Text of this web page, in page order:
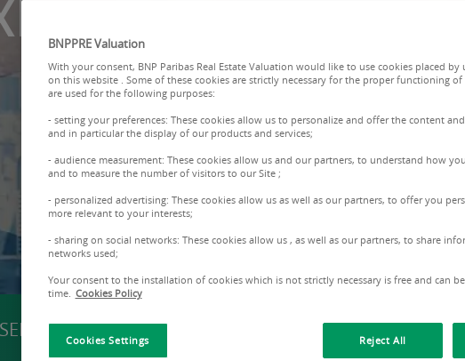
NOS EXPERTISES
BNPPRE Valuation
With your consent, BNP Paribas Real Estate Valuation would like to use cookies placed by
on this website . Some of these cookies are strictly necessary for the proper functioning
are used for the following purposes:
- setting your preferences: These cookies allow us to personalize and offer the content
and in particular the display of our products and services;
- audience measurement: These cookies allow us and our partners, to understand how
and to measure the number of visitors to our Site ;
- personalized advertising: These cookies allow us as well as our partners, to offer you
more relevant to your interests;
- sharing on social networks: These cookies allow us , as well as our partners, to share
networks used;
Your consent to the installation of cookies which is not strictly necessary is free and can
time. Cookies Policy
Cookies Settings Reject All